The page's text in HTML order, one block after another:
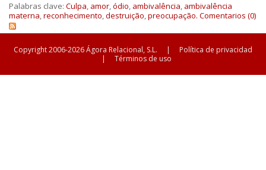
Palabras clave: Culpa, amor,ódio, ambivalência, ambivalência
materna,reconhecimento,destruição,preocupação. Comentarios (0)
Copyright 2006-2026 Ágora Relacional, S.L. |
Política de privacidad
|
Términos de uso